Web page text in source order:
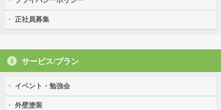
正社員募集
サービス/プラン
イベント・勉強会
外壁塗装